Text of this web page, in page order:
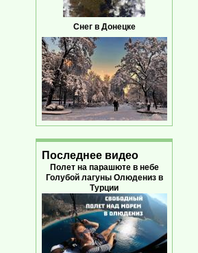
Снег в Донецке
Последнее видео
Полет на парашюте в небе
Голубой лагуны Олюдениз в
Турции